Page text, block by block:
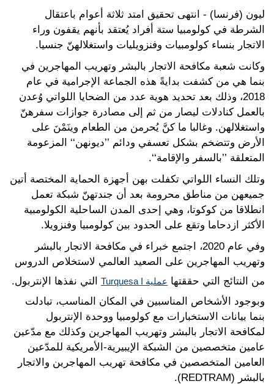
ليون (فرنسا) - انتهى تحقيق امتد ثلاثة أعوام باعتقال
الشرطة في كولومبيا ستة أفراد يُعتقد بأنهم يقفون وراء
الاتجار بنساء كولومبيات وفنزويليات واستغلالهنّ جنسيا.
وكانت شعبة مكافحة الاتجار بالبشر وتهريب المهاجرين في
بنما هي من كشفت بدايةً هذه الجماعة الإجرامية في عام
2018، وذلك بعد تحديد هوية عدد من الضحايا اللواتي وُعدن
بالعمل كنادلات ليصار من ثم إلى مصادرة جوازات سفرهنّ
واستغلالهن. وغالبا ما كنَّ يُحرمن من الطعام وينَمْنَ على
الأرض وتتضخم بشكل تعسفي ودائم ’’ديونهن‘‘ المزعومة
المتعلقة ’’بالسفر والإقامة‘‘.
وتلك النساء اللواتي تكفلت بهن أجهزة الحماية المختصة أتين
جميعهن من مناطق محرومة بعد أن جندتهنّ شبكة تعمل
انطلاقا من كوكوتا، وهي إحدى المدن الساحلية الكولومبية
الأكثر ازدحاما وتقع على الحدود بين كولومبيا وفنزويلا.
وفي عام 2020، اجتمع خبراء في مكافحة الاتجار بالبشر
وتهريب المهاجرين على الصعيد العالمي لاستخلاص الدروس
من النتائج التي حققتها عملية Turquesa I
التي نفذها الإنتربول.
وبوجود الأشخاص المناسبين في المكان المناسب، تبادلت
بنما بيانات الاستخبارات مع كولومبيا ووحدة الإنتربول
لمكافحة الاتجار بالبشر وتهريب المهاجرين وكذلك مع مدّعين
عامين متخصصين من الشبكة الإيبيرية-الأمريكية للمدّعين
العامين المتخصصين في مكافحة تهريب المهاجرين والاتجار
بالبشر (REDTRAM).